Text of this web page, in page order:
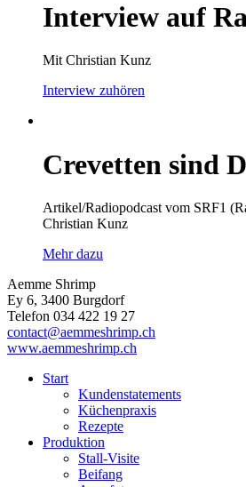
Interview auf
Mit Christian Kunz
Interview zuhören
Crevetten sind
Artikel/Radiopodcast vom SRF1
Christian Kunz
Mehr dazu
Aemme Shrimp
Ey 6, 3400 Burgdorf
Telefon 034 422 19 27
contact@aemmeshrimp.ch
www.aemmeshrimp.ch
Start
Kundenstatements
Küchenpraxis
Rezepte
Produktion
Stall-Visite
Beifang